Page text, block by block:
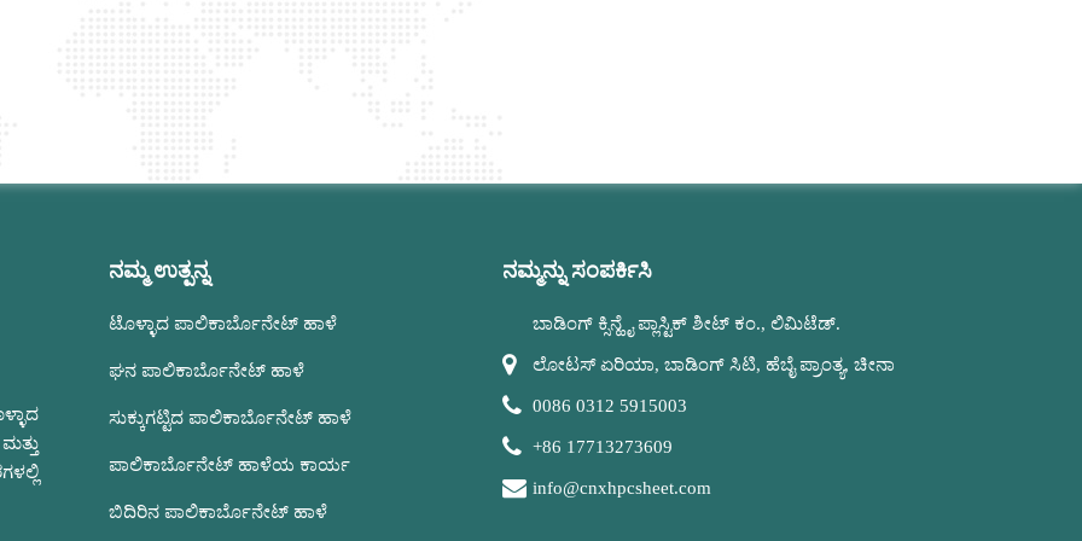
ನಮ್ಮ ಉತ್ಪನ್ನ
ಟೊಳ್ಳಾದ ಪಾಲಿಕಾರ್ಬೊನೇಟ್ ಹಾಳೆ
ಘನ ಪಾಲಿಕಾರ್ಬೊನೇಟ್ ಹಾಳೆ
ಸುಕ್ಕುಗಟ್ಟಿದ ಪಾಲಿಕಾರ್ಬೊನೇಟ್ ಹಾಳೆ
ಪಾಲಿಕಾರ್ಬೊನೇಟ್ ಹಾಳೆಯ ಕಾರ್ಯ
ಬಿದಿರಿನ ಪಾಲಿಕಾರ್ಬೊನೇಟ್ ಹಾಳೆ
ನಮ್ಮನ್ನು ಸಂಪರ್ಕಿಸಿ
ಬಾಡಿಂಗ್ ಕ್ಸಿನ್ಹೈ ಪ್ಲಾಸ್ಟಿಕ್ ಶೀಟ್ ಕಂ., ಲಿಮಿಟೆಡ್.
ಲೋಟಸ್ ಏರಿಯಾ, ಬಾಡಿಂಗ್ ಸಿಟಿ, ಹೆಬೈ ಪ್ರಾಂತ್ಯ, ಚೀನಾ
0086 0312 5915003
+86 17713273609
info@cnxhpcsheet.com